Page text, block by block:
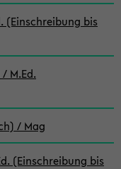
(Einschreibung bis
M.Ed.
/ Mag
(Einschreibung bis